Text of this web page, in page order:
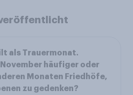
veröffentlicht
als Trauermonat.
November häufiger oder
Monaten Friedhöfe,
zu gedenken?